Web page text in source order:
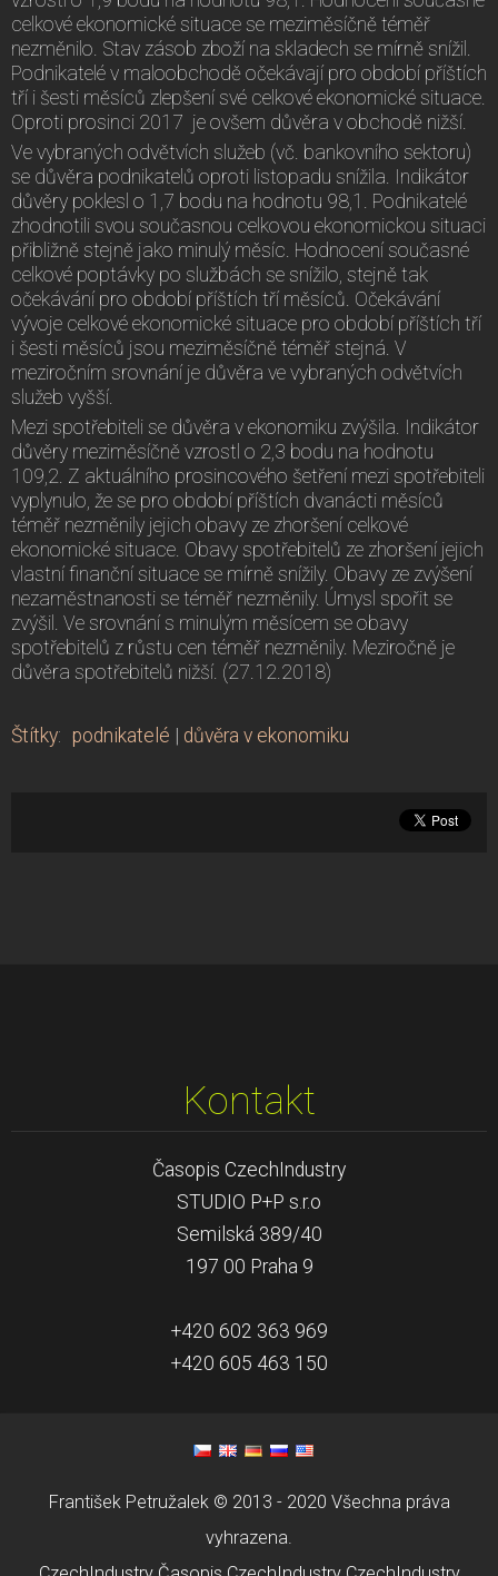
celkové ekonomické situace se meziměsíčně téměř
nezměnilo. Stav zásob zboží na skladech se mírně snížil.
Podnikatelé v maloobchodě očekávají pro období příštích
tří i šesti měsíců zlepšení své celkové ekonomické situace.
Oproti prosinci 2017 je ovšem důvěra v obchodě nižší.
Ve vybraných odvětvích služeb (vč. bankovního sektoru)
se důvěra podnikatelů oproti listopadu snížila. Indikátor
důvěry poklesl o 1,7 bodu na hodnotu 98,1. Podnikatelé
zhodnotili svou současnou celkovou ekonomickou situaci
přibližně stejně jako minulý měsíc. Hodnocení současné
celkové poptávky po službách se snížilo, stejně tak
očekávání pro období příštích tří měsíců. Očekávání
vývoje celkové ekonomické situace pro období příštích tří
i šesti měsíců jsou meziměsíčně téměř stejná. V
meziročním srovnání je důvěra ve vybraných odvětvích
služeb vyšší.
Mezi spotřebiteli se důvěra v ekonomiku zvýšila. Indikátor
důvěry meziměsíčně vzrostl o 2,3 bodu na hodnotu
109,2. Z aktuálního prosincového šetření mezi spotřebiteli
vyplynulo, že se pro období příštích dvanácti měsíců
téměř nezměnily jejich obavy ze zhoršení celkové
ekonomické situace. Obavy spotřebitelů ze zhoršení jejich
vlastní finanční situace se mírně snížily. Obavy ze zvýšení
nezaměstnanosti se téměř nezměnily. Úmysl spořit se
zvýšil. Ve srovnání s minulým měsícem se obavy
spotřebitelů z růstu cen téměř nezměnily. Meziročně je
důvěra spotřebitelů nižší. (27.12.2018)
Štítky: podnikatelé | důvěra v ekonomiku
Kontakt
Časopis CzechIndustry
STUDIO P+P s.r.o
Semilská 389/40
197 00 Praha 9
+420 602 363 969
+420 605 463 150
František Petružalek © 2013 - 2020 Všechna práva
vyhrazena.